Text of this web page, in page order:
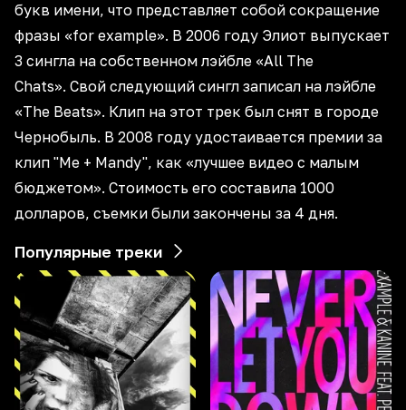
букв имени, что представляет собой сокращение
фразы «for example». В 2006 году Элиот выпускает
3 сингла на собственном лэйбле «All The
Chats». Свой следующий сингл записал на лэйбле
«The Beats». Клип на этот трек был снят в городе
Чернобыль. В 2008 году удостаивается премии за
клип "Me + Mandy", как «лучшее видео с малым
бюджетом». Стоимость его составила 1000
долларов, съемки были закончены за 4 дня.
Популярные треки